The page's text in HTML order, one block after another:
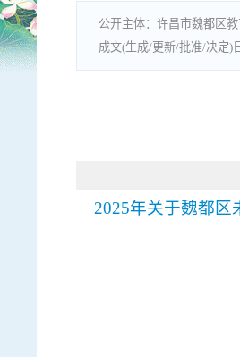
许昌市魏都区
2025年关于魏都区